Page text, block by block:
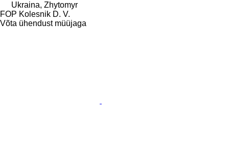
Ukraina, Zhytomyr
FOP Kolesnik D. V.
Võta ühendust müüjaga